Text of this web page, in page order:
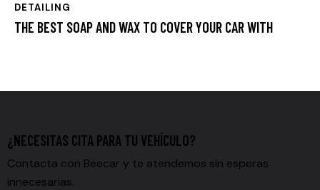
DETAILING
THE BEST SOAP AND WAX TO COVER YOUR CAR WITH
¿NECESITAS CITA PARA TU VEHÍCULO?
Contacta con Beecar y te atendemos sin esperas
innecesarias.